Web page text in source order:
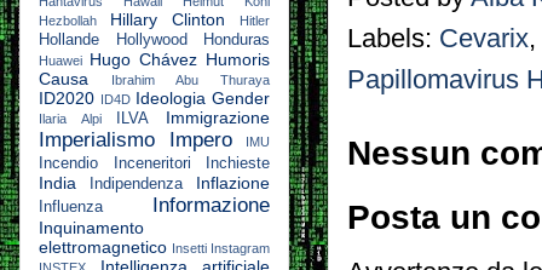
Labels: Cevarix,
Papillomavirus
Nessun
Posta un
Hezbollah
Hillary Clinton Hitler
Hollande Hollywood Honduras
Huawei Hugo Chávez Humoris
Causa
Ibrahim Abu Thuraya
ID2020 ID4D Ideologia Gender
Ilaria Alpi ILVA Immigrazione
Imperialismo Impero IMU
Incendio Inceneritori Inchieste
India Indipendenza Inflazione
Influenza Informazione
Inquinamento
elettromagnetico Insetti Instagram
INSTEX
Intelligenza artificiale